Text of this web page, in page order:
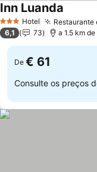
3 EstrelasHotel Restaurante
Inn Luanda
6,1 73 a 1.5 km
De € 61
Consulte os preços